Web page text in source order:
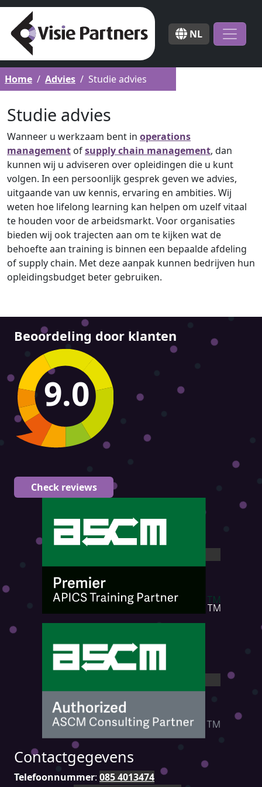
NL
Home Advies Studie advies
Studie advies
Wanneer u werkzaam bent in operations
management ofsupply chain management, dan
kunnen wij u adviseren over opleidingen die u kunt
volgen. In een persoonlijk gesprek geven we advies,
uitgaande van uw kennis, ervaring en ambities. Wij
weten hoe lifelong learning kan helpen om uzelf vitaal
te houden voor de arbeidsmarkt. Voor organisaties
bieden wij ook trajecten aan om te kijken wat de
behoefte aan training is binnen een bepaalde afdeling
of supply chain. Met deze aanpak kunnen bedrijven hun
opleidingsbudget beter gebruiken.
Beoordeling door klanten
9.0
Check reviews
Contactgegevens
Telefoonnummer: 085 4013474